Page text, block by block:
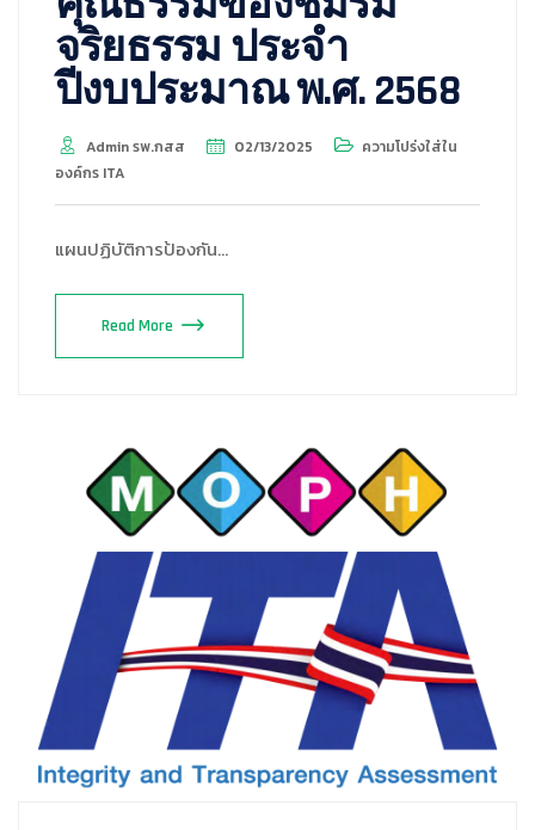
จริยธรรม ประจำ
ปีงบประมาณ พ.ศ. 2568
Admin รพ.กสส 02/13/2025
ความโปร่งใส่ใน
องค์กร ITA
แผนปฏิบัติการป้องกัน…
Read More